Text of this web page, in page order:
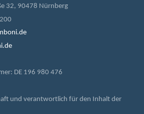
32, 90478 Nürnberg
DE 196 980 476
und verantwortlich für den Inhalt der